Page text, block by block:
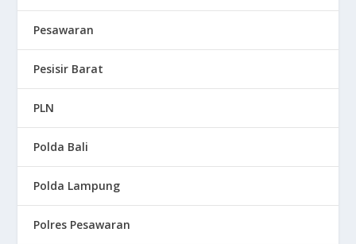
Pesawaran
Pesisir Barat
PLN
Polda Bali
Polda Lampung
Polres Pesawaran